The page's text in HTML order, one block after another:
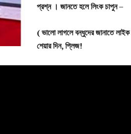
প্রশ্ন । জানতেহলেলিংকচাপুন –
(ভালোলাগলেবন্ধুদেরজানাতেলাইক
শেয়ারদিন,প্লিজ!